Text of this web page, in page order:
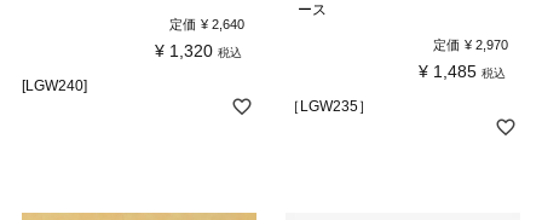
定価 ¥ 2,640
¥ 1,320 税込
[LGW240]
ース
定価 ¥ 2,970
¥ 1,485 税込
［LGW235］